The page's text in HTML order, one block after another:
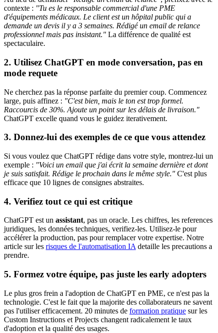
contexte : "Tu es le responsable commercial d'une PME
d'équipements médicaux. Le client est un hôpital public qui a
demande un devis il y a 3 semaines. Rédigé un email de relance
professionnel mais pas insistant." La différence de qualité est
spectaculaire.
2. Utilisez ChatGPT en mode conversation, pas en
mode requete
Ne cherchez pas la réponse parfaite du premier coup. Commencez
large, puis affinez : "C'est bien, mais le ton est trop formel.
Raccourcis de 30%. Ajoute un point sur les délais de livraison."
ChatGPT excelle quand vous le guidez iterativement.
3. Donnez-lui des exemples de ce que vous attendez
Si vous voulez que ChatGPT rédige dans votre style, montrez-lui un
exemple : "Voici un email que j'ai écrit la semaine dernière et dont
je suis satisfait. Rédige le prochain dans le même style." C'est plus
efficace que 10 lignes de consignes abstraites.
4. Verifiez tout ce qui est critique
ChatGPT est un assistant, pas un oracle. Les chiffres, les references
juridiques, les données techniques, verifiez-les. Utilisez-le pour
accélérer la production, pas pour remplacer votre expertise. Notre
article sur les risques de l'automatisation IAdetaille les precautions a
prendre.
5. Formez votre équipe, pas juste les early adopters
Le plus gros frein a l'adoption de ChatGPT en PME, ce n'est pas la
technologie. C'est le fait que la majorite des collaborateurs ne savent
pas l'utiliser efficacement. 20 minutes de formation pratique sur les
Custom Instructions et Projects changent radicalement le taux
d'adoption et la qualité des usages.